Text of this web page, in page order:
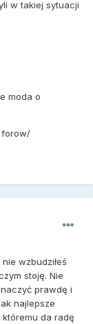
w takiej sytuacji
moda o
forow/
wzbudziłeś
stoję. Nie
prawdę i
najlepsze
da radę